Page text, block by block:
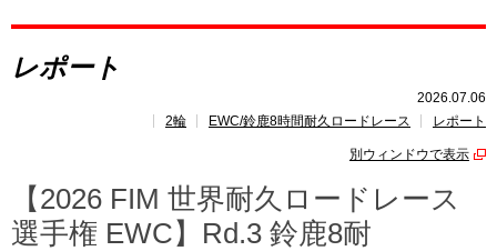
レポート
速報
レポート
2026.07.06
2輪
EWC/鈴鹿8時間耐久ロードレース レポート
別ウィンドウで表示
【2026 FIM 世界耐久ロードレース
選手権 EWC】Rd.3 鈴鹿8耐